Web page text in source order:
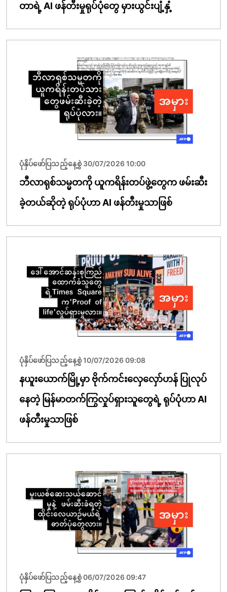
တာရဲ့ AI ဖန်တီးမှုရုပ်ပုံတွေ မှားယွင်းပျံ့နှံ့
ပုံနှိပ်ဖော်ပြသည့်နေ့စွဲ 30/07/2026 10:00
ဘီလာရုစ်သမ္မတကို ယူကရိန်းတပ်ဖွဲ့တွေက ဖမ်းဆီး
ခဲ့တယ်ဆိုတဲ့ ရုပ်ပုံဟာ AI ဖန်တီးမှုသာဖြစ်
ပုံနှိပ်ဖော်ပြသည့်နေ့စွဲ 10/07/2026 09:08
နယူးယောက်မြို့မှာ ဗိုက်ကင်းလှေလှော်ဟန် ပြုလုပ်
နေတဲ့ မြန်မာတက်ကြွလှုပ်ရှားသူတွေရဲ့ ရုပ်ပုံဟာ AI
ဖန်တီးမှုသာဖြစ်
ပုံနှိပ်ဖော်ပြသည့်နေ့စွဲ 06/07/2026 09:47